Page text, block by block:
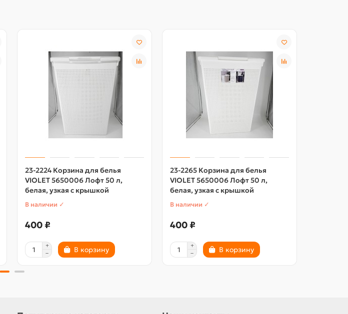
23-2224 Корзина для белья
VIOLET 5650006 Лофт 50 л,
белая, узкая с крышкой
В наличии ✓
400 ₽
В корзину
23-2265 Корзина для белья
VIOLET 5650006 Лофт 50 л,
белая, узкая с крышкой
В наличии ✓
400 ₽
В корзину